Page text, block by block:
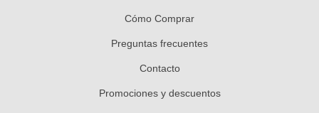
Cómo Comprar
Preguntas frecuentes
Contacto
Promociones y descuentos